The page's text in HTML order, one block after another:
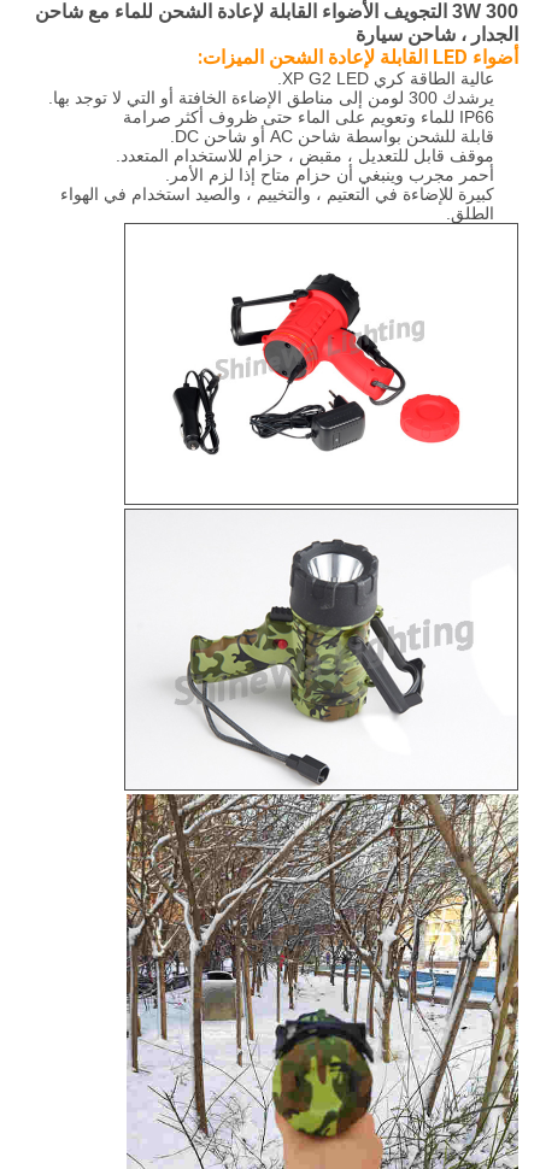
3W 300 التجويف الأضواء القابلة لإعادة الشحن للماء مع شاحن
الجدار ، شاحن سيارة
أضواء LED القابلة لإعادة الشحن الميزات:
عالية الطاقة كري XP G2 LED.
يرشدك 300 لومن إلى مناطق الإضاءة الخافتة أو التي لا توجد بها.
IP66 للماء وتعويم على الماء حتى ظروف أكثر صرامة
قابلة للشحن بواسطة شاحن AC أو شاحن DC.
موقف قابل للتعديل ، مقبض ، حزام للاستخدام المتعدد.
أحمر مجرب وينبغي أن حزام متاح إذا لزم الأمر.
كبيرة للإضاءة في التعتيم ، والتخييم ، والصيد استخدام في الهواء
الطلق.